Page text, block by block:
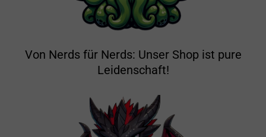
Von Nerds für Nerds: Unser Shop ist pure
Leidenschaft!